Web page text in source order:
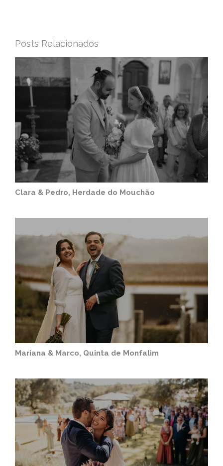
Posts Relacionados
Clara & Pedro, Herdade do Mouchão
Mariana & Marco, Quinta de Monfalim